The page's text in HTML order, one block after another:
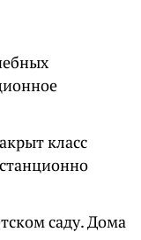
класс
саду. Дома